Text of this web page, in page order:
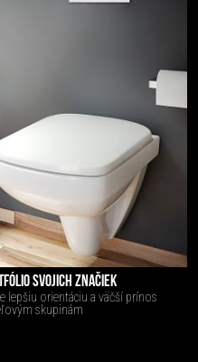
SVOJICH ZNAČIEK
lepšiu orientáciu a väčší prínos
skupinám